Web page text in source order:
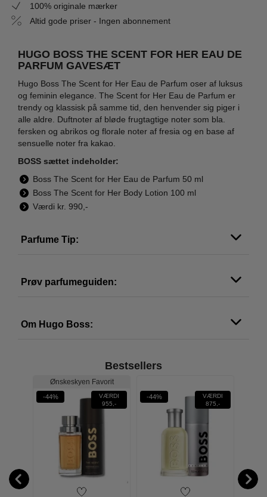
100% originale mærker
Altid gode priser - Ingen abonnement
HUGO BOSS THE SCENT FOR HER EAU DE
PARFUM GAVESÆT
Hugo Boss The Scent for Her Eau de Parfum oser af luksus
og feminin elegance. The Scent for Her Eau de Parfum er
trendy og klassisk på samme tid, den henvender sig piger i
alle aldre. Duftnoter af bløde frugtagtige noter som bla.
fersken og abrikos og florale noter af fresia og en base af
sensuelle noter fra kakao.
BOSS sættet indeholder:
Boss The Scent for Her Eau de Parfum 50 ml
Boss The Scent for Her Body Lotion 100 ml
Værdi kr. 990,-
Parfume Tip:
Prøv parfumeguiden:
Om Hugo Boss:
Bestsellers
Ønskeskyen Favorit
-44%
VÆRDI
955,-
-44%
VÆRDI
875,-